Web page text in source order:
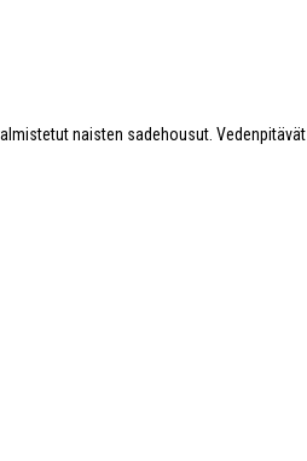
naisten sadehousut. Vedenpitävät